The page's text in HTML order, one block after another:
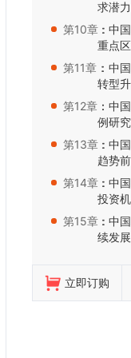
求潜
第10章：：中
重点
第11章：：中
转型
第12章：：中
例研究
第13章：：中
趋势
第14章：：中
投资
第15章：：中
续发
立即订购